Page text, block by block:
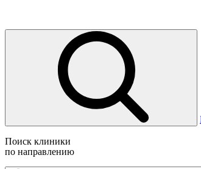
Поиск клиники
по направлению